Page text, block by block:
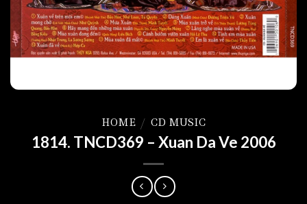
HOME / CD MUSIC
1814. TNCD369 – Xuan Da Ve 2006